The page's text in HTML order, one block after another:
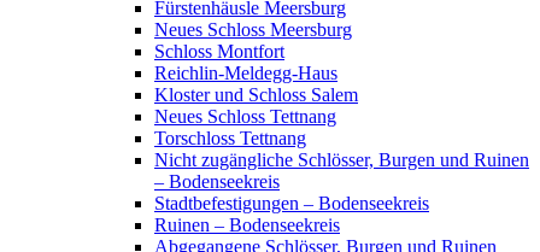
Fürstenhäusle Meersburg
Neues Schloss Meersburg
Schloss Montfort
Reichlin-Meldegg-Haus
Kloster und Schloss Salem
Neues Schloss Tettnang
Torschloss Tettnang
Nicht zugängliche Schlösser, Burgen und Ruinen
– Bodenseekreis
Stadtbefestigungen – Bodenseekreis
Ruinen – Bodenseekreis
Abgegangene Schlösser, Burgen und Ruinen